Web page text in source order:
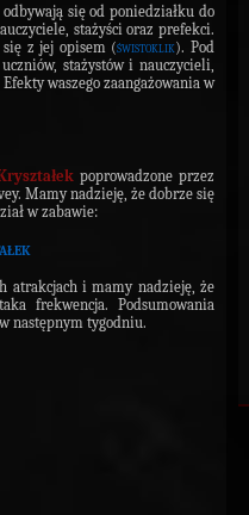
się od poniedziałku do
stażyści oraz prefekci.
się z jej opisem (świstoklik). Pod
stażystów i nauczycieli,
waszego zaangażowania w
poprowadzone przez
Mamy nadzieję, że dobrze się
w zabawie:
atrakcjach i mamy nadzieję, że
frekwencja. Podsumowania
następnym tygodniu.